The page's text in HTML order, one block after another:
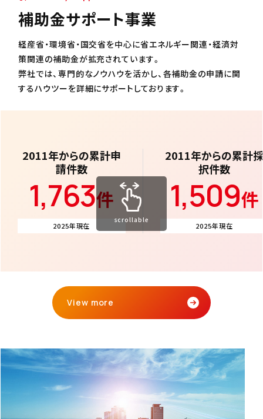
補助金サポート事業
経産省・環境省・国交省を中心に省エネルギー関連・経済対
策関連の補助金が拡充されています。
弊社では、専門的なノウハウを活かし、各補助金の申請に関
するハウツーを詳細にサポートしております。
2011年からの累計申
請件数
1,763件
2025年現在
2011年からの累計
択件数
1,509件
2025年現在
scrollable
View more